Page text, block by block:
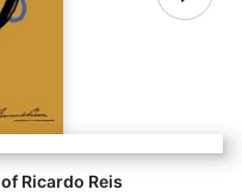
Ricardo Reis